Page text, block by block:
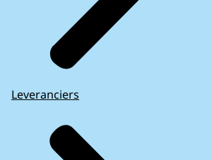
Leveranciers